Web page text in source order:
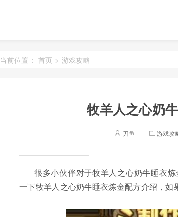
当前位置： 首页 > 游戏攻略
牧羊人之心奶
刀鱼 游戏攻
很多小伙伴对于牧羊人之心奶牛睡衣
一下牧羊人之心奶牛睡衣炼金配方介绍，如